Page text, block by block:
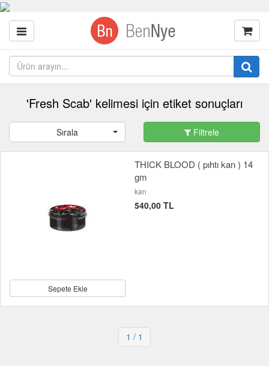
'Fresh Scab' kelimesi için etiket sonuçları
Sırala Filtrele
Sepete Ekle
THICK BLOOD ( pıhtı kan ) 14
gm
kan
540,00 TL
1 / 1